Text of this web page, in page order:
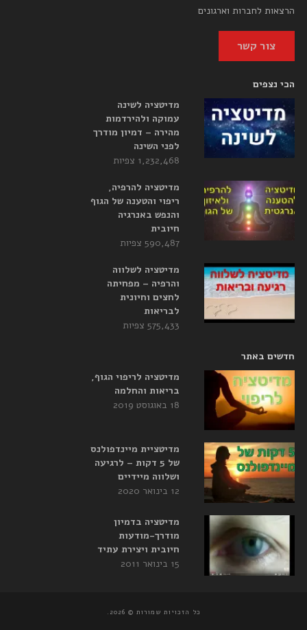
הרצאות לחברות וארגונים
צור קשר
הכי נצפים
מדיטציה לשינה
עמוקה ולהירדמות
מהירה – דמיון מודרך
לפני השינה
1,232,468 צפיות
מדיטציה להרפיה,
ריפוי והטענה של הגוף
והנפש באנרגיה
חיובית
590,487 צפיות
מדיטציה לשלווה
והרפיה – מפחיתה
לחצים וחיונית
לבריאות
575,433 צפיות
חדשים באתר
מדיטציה לריפוי הגוף,
בריאות והחלמה
18 באוגוסט 2019
מדיטציית מיינדפולנס
של 5 דקות – לרגיעה
ושלווה מיידיים
12 בינואר 2020
מדיטציה בדמיון
מודרך-מודעות
חיובית ויצירת עתיד
15 בינואר 2011
כל הזכויות שמורות © 2026.